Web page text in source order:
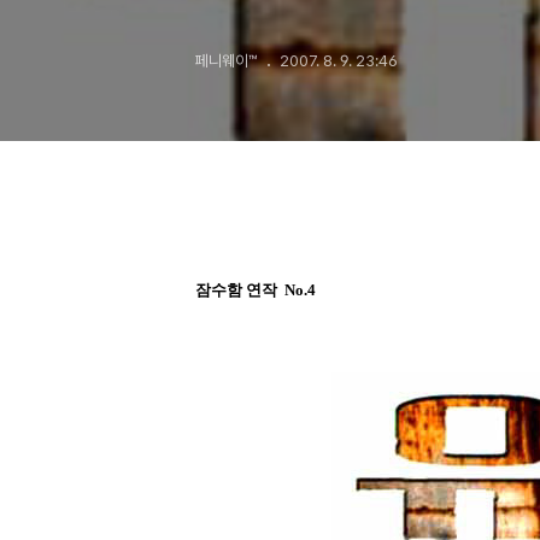
페니웨이™ 2007. 8. 9. 23:46
잠수함 연작 No.4